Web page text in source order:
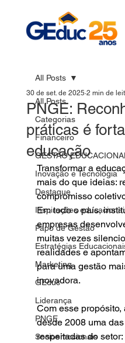
All Posts
Categorias
Financeiro
GESTÃO
Inovação e Tecnologia
Destaque
Inspirações
Papo de Gestão
Estratégias
Marketing
GEduc
Liderança
PNGE
Socioemocionais
All Posts
PNGE:
práticas é
educação
30 de set. de 2025 2 min de
Transformar a
mais do que ideias:
compromisso
Em todo o país,
empresas
muitas vezes
realidades e
para uma gestão
inovadora.
Com esse
desde 2008 uma
respeitadas do setor: